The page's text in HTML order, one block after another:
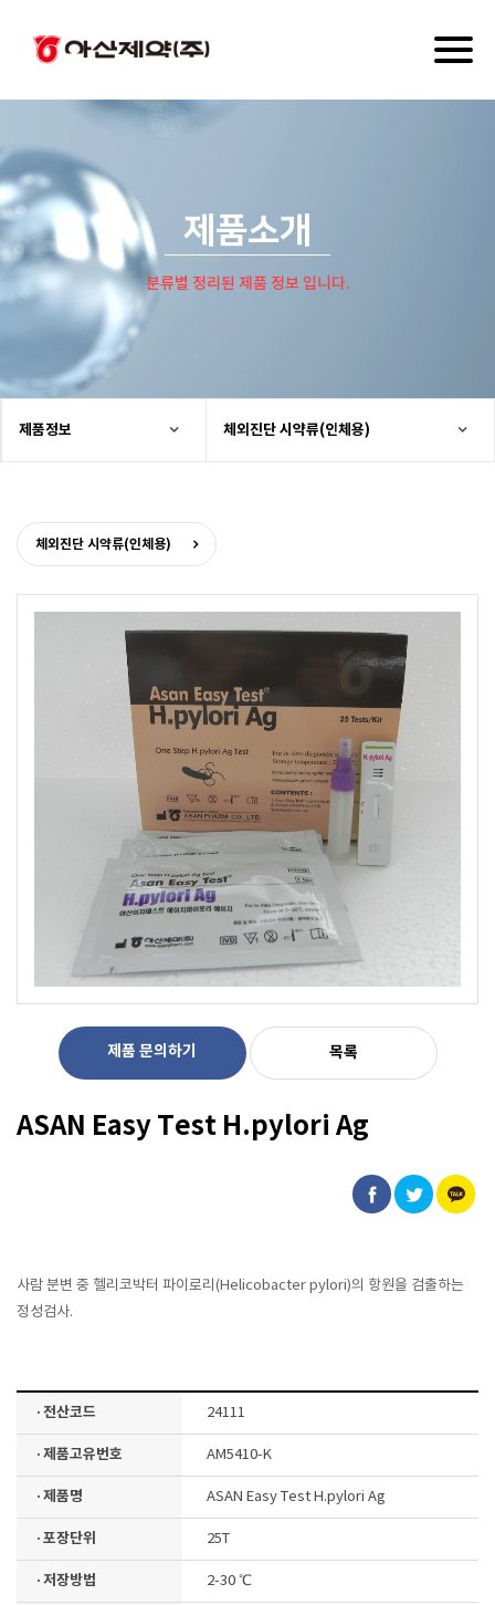
제품소개
분류별 정리된 제품 정보 입니다.
제품정보 체외진단 시약류(인체용)
체외진단 시약류(인체용)
제품 문의하기 목록
ASAN Easy Test H.pylori Ag
사람 분변 중 헬리코박터 파이로리(Helicobacter pylori)의 항원을 검출하는
정성검사.
· 전산코드 24111
· 제품고유번호 AM5410-K
· 제품명 ASAN Easy Test H.pylori Ag
· 포장단위 25T
· 저장방법 2-30 ℃